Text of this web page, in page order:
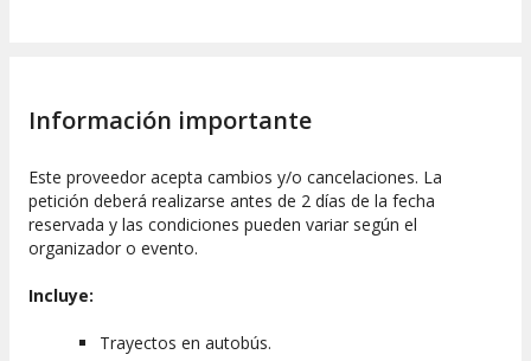
Información importante
Este proveedor acepta cambios y/o cancelaciones. La
petición deberá realizarse antes de 2 días de la fecha
reservada y las condiciones pueden variar según el
organizador o evento.
Incluye:
Trayectos en autobús.